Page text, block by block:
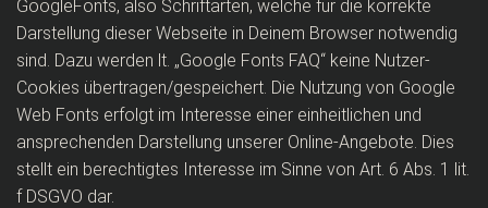
GoogleFonts, also Schriftarten, welche für die korrekte
Darstellung dieser Webseite in Deinem Browser notwendig
sind. Dazu werden lt. „Google Fonts FAQ“ keine Nutzer-
Cookies übertragen/gespeichert. Die Nutzung von Google
Web Fonts erfolgt im Interesse einer einheitlichen und
ansprechenden Darstellung unserer Online-Angebote. Dies
stellt ein berechtigtes Interesse im Sinne von Art. 6 Abs. 1 lit.
f DSGVO dar.